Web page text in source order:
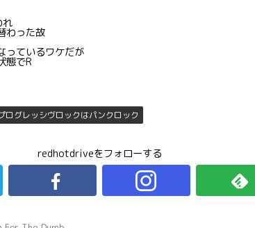
れ
わった故
っているワケだが
態でR
ログレッシヴロックはパンクロック
redhotdriveをフォローする